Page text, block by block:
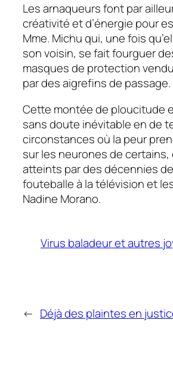
Les arnaqueurs font par
créativité et d’énergie pour
Mme. Michu qui, une fois
son voisin, se fait fourguer
masques de protection
par des aigrefins de passage.
Cette montée de ploucitude
sans doute inévitable en de
circonstances où la peur
sur les neurones de certains,
atteints par des décennies
fouteballe à la télévision et
Nadine Morano.
Virus baladeur et autres
← Déjà des plaintes en